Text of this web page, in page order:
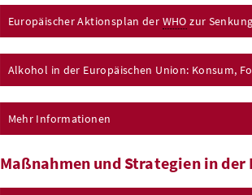
Europäischer Aktionsplan der WHO zur
Alkohol in der Europäischen Union: Konsum,
Mehr Informationen
Maßnahmen und Strategien in der